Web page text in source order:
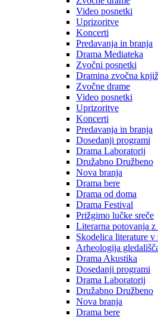
Video posnetki
Uprizoritve
Koncerti
Predavanja in branja
Drama Mediateka
Zvočni posnetki
Dramina zvočna
Zvočne drame
Video posnetki
Uprizoritve
Koncerti
Predavanja in branja
Dosedanji programi
Drama Laboratorij
Družabno Družbeno
Nova branja
Drama bere
Drama od doma
Drama Festival
Prižgimo lučke sreče
Literarna potovanja
Skodelica literature v
Arheologija
Drama Akustika
Dosedanji programi
Drama Laboratorij
Družabno Družbeno
Nova branja
Drama bere